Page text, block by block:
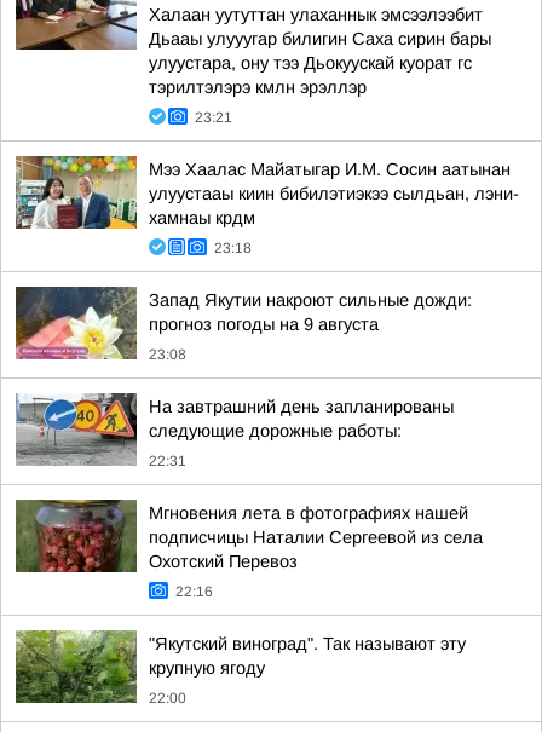
Халаан уутуттан улаханнык эмсээлээбит
Дьааы улууугар билигин Саха сирин бары
улуустара, ону тээ Дьокуускай куорат гс
тэрилтэлэрэ кмлн эрэллэр
23:21
Мээ Хаалас Майатыгар И.М. Сосин аатынан
улуустааы киин бибилэтиэкээ сылдьан, лэни-
хамнаы крдм
23:18
Запад Якутии накроют сильные дожди:
прогноз погоды на 9 августа
23:08
На завтрашний день запланированы
следующие дорожные работы:
22:31
Мгновения лета в фотографиях нашей
подписчицы Наталии Сергеевой из села
Охотский Перевоз
22:16
"Якутский виноград". Так называют эту
крупную ягоду
22:00